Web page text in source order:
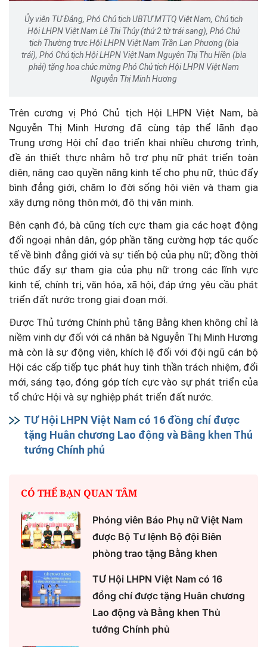
Ủy viên TƯ Đảng, Phó Chủ tịch UBTƯ MTTQ Việt Nam, Chủ tịch
Hội LHPN Việt Nam Lê Thị Thủy (thứ 2 từ trái sang), Phó Chủ
tịch Thường trực Hội LHPN Việt Nam Trần Lan Phương (bìa
trái), Phó Chủ tịch Hội LHPN Việt Nam Nguyên Thị Thu Hiền (bìa
phải) tặng hoa chúc mừng Phó Chủ tịch Hội LHPN Việt Nam
Nguyễn Thị Minh Hương
Trên cương vị Phó Chủ tịch Hội LHPN Việt Nam, bà
Nguyễn Thị Minh Hương đã cùng tập thể lãnh đạo
Trung ương Hội chỉ đạo triển khai nhiều chương trình,
đề án thiết thực nhằm hỗ trợ phụ nữ phát triển toàn
diện, nâng cao quyền năng kinh tế cho phụ nữ, thúc đẩy
bình đẳng giới, chăm lo đời sống hội viên và tham gia
xây dựng nông thôn mới, đô thị văn minh.
Bên cạnh đó, bà cũng tích cực tham gia các hoạt động
đối ngoại nhân dân, góp phần tăng cường hợp tác quốc
tế về bình đẳng giới và sự tiến bộ của phụ nữ; đồng thời
thúc đẩy sự tham gia của phụ nữ trong các lĩnh vực
kinh tế, chính trị, văn hóa, xã hội, đáp ứng yêu cầu phát
triển đất nước trong giai đoạn mới.
Được Thủ tướng Chính phủ tặng Bằng khen không chỉ là
niềm vinh dự đối với cá nhân bà Nguyễn Thị Minh Hương
mà còn là sự động viên, khích lệ đối với đội ngũ cán bộ
Hội các cấp tiếp tục phát huy tinh thần trách nhiệm, đổi
mới, sáng tạo, đóng góp tích cực vào sự phát triển của
tổ chức Hội và sự nghiệp phát triển đất nước.
TƯ Hội LHPN Việt Nam có 16 đồng chí được
tặng Huân chương Lao động và Bằng khen Thủ
tướng Chính phủ
CÓ THỂ BẠN QUAN TÂM
Phóng viên Báo Phụ nữ Việt Nam
được Bộ Tư lệnh Bộ đội Biên
phòng trao tặng Bằng khen
TƯ Hội LHPN Việt Nam có 16
đồng chí được tặng Huân chương
Lao động và Bằng khen Thủ
tướng Chính phủ